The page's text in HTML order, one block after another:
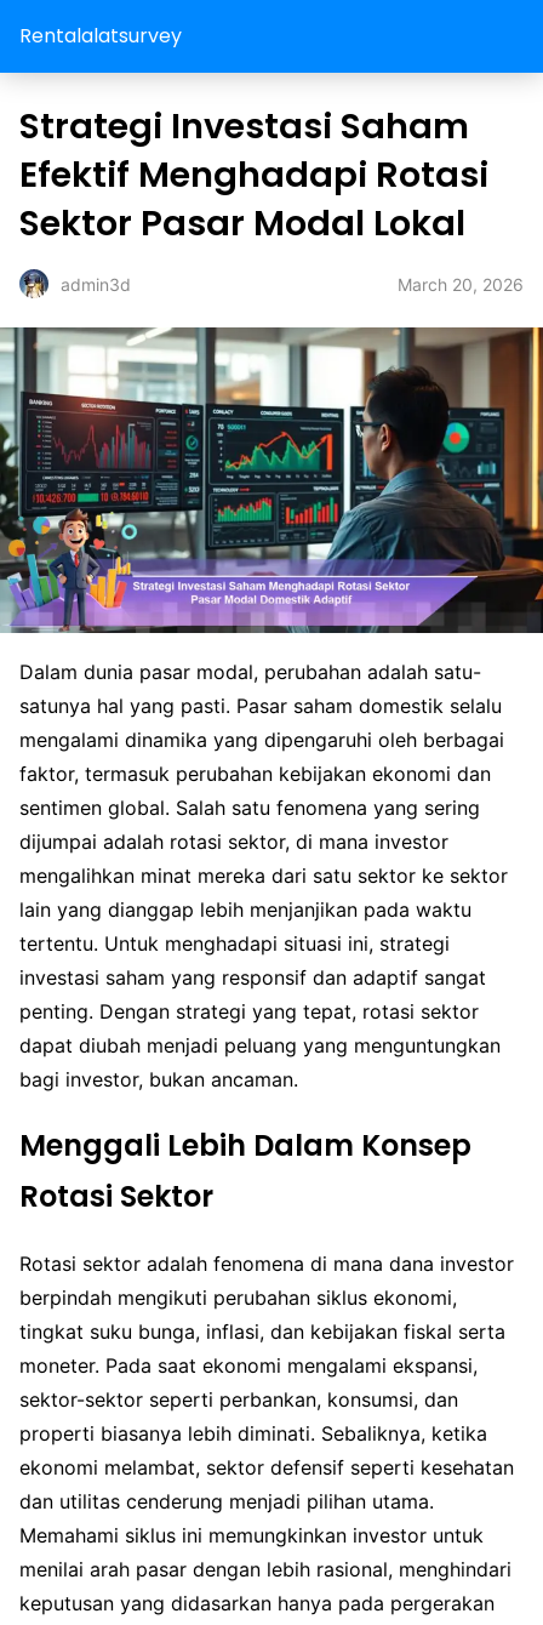
Rentalalatsurvey
Strategi Investasi Saham
Efektif Menghadapi Rotasi
Sektor Pasar Modal Lokal
admin3d March 20, 2026
Dalam dunia pasar modal, perubahan adalah satu-
satunya hal yang pasti. Pasar saham domestik selalu
mengalami dinamika yang dipengaruhi oleh berbagai
faktor, termasuk perubahan kebijakan ekonomi dan
sentimen global. Salah satu fenomena yang sering
dijumpai adalah rotasi sektor, di mana investor
mengalihkan minat mereka dari satu sektor ke sektor
lain yang dianggap lebih menjanjikan pada waktu
tertentu. Untuk menghadapi situasi ini, strategi
investasi saham yang responsif dan adaptif sangat
penting. Dengan strategi yang tepat, rotasi sektor
dapat diubah menjadi peluang yang menguntungkan
bagi investor, bukan ancaman.
Menggali Lebih Dalam Konsep
Rotasi Sektor
Rotasi sektor adalah fenomena di mana dana investor
berpindah mengikuti perubahan siklus ekonomi,
tingkat suku bunga, inflasi, dan kebijakan fiskal serta
moneter. Pada saat ekonomi mengalami ekspansi,
sektor-sektor seperti perbankan, konsumsi, dan
properti biasanya lebih diminati. Sebaliknya, ketika
ekonomi melambat, sektor defensif seperti kesehatan
dan utilitas cenderung menjadi pilihan utama.
Memahami siklus ini memungkinkan investor untuk
menilai arah pasar dengan lebih rasional, menghindari
keputusan yang didasarkan hanya pada pergerakan